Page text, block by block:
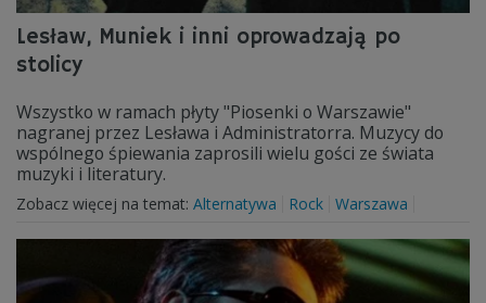
Lesław, Muniek i inni oprowadzają po
stolicy
Wszystko w ramach płyty "Piosenki o Warszawie"
nagranej przez Lesława i Administratorra. Muzycy do
wspólnego śpiewania zaprosili wielu gości ze świata
muzyki i literatury.
Zobacz więcej na temat: Alternatywa Rock Warszawa